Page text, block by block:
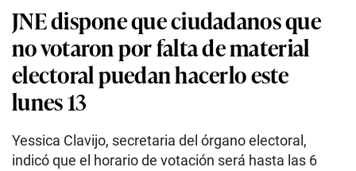
JNE dispone que ciudadanos que
no votaron por falta de material
electoral puedan hacerlo este
lunes 13
Yessica Clavijo, secretaria del órgano electoral,
indicó que el horario de votación será hasta las 6